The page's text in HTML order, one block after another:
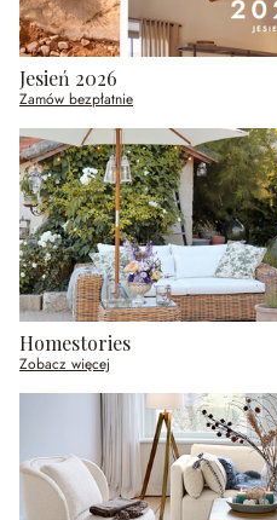
Jesień 2026
Zamów bezpłatnie
Homestories
Zobacz więcej